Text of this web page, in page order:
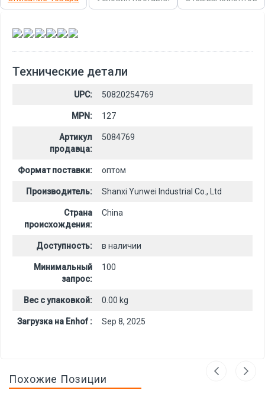
, , , , ,
Технические детали
UPC: 50820254769
MPN: 127
Артикул
продавца:
5084769
Формат поставки: оптом
Производитель: Shanxi Yunwei Industrial Co., Ltd
Страна
происхождения:
China
Доступность: в наличии
Минимальный
запрос:
100
Вес с упаковкой: 0.00 kg
Загрузка на Enhof : Sep 8, 2025
Похожие Позиции